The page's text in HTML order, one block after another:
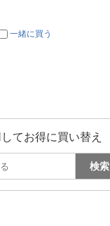
一緒に買う
てお得に買い替え
検索